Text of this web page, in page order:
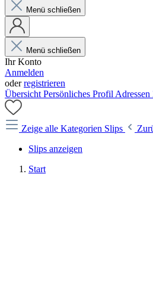
Menü schließen
Menü schließen
Ihr Konto
Anmelden
oderregistrieren
Übersicht Persönliches Profil Adressen
Zeige alle Kategorien Slips
Slips anzeigen
Start